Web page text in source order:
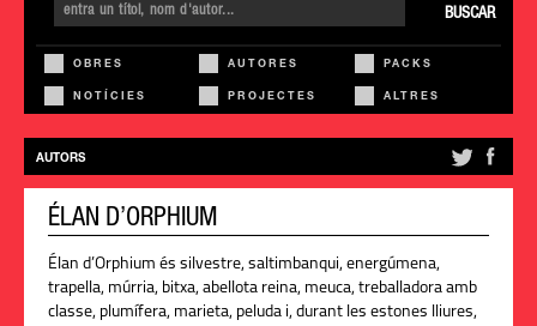
BUSCAR
OBRES AUTORES PACKS
NOTÍCIES PROJECTES ALTRES
AUTORS
ÉLAN D’ORPHIUM
Élan d’Orphium és silvestre, saltimbanqui, energúmena,
trapella, múrria, bitxa, abellota reina, meuca, treballadora amb
classe, plumífera, marieta, peluda i, durant les estones lliures,